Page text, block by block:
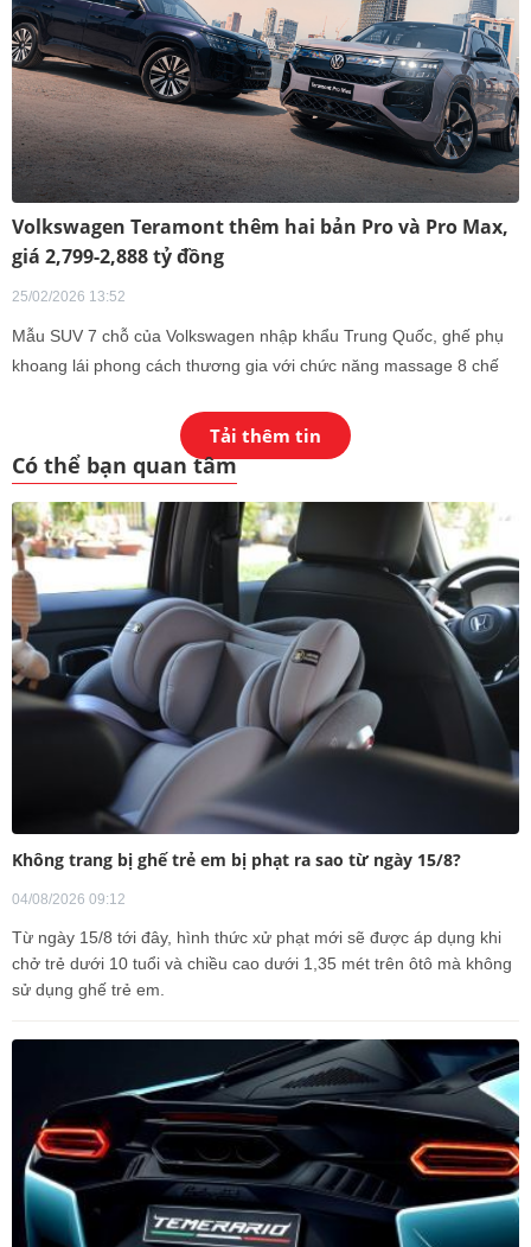
Volkswagen Teramont thêm hai bản Pro và Pro Max,
giá 2,799-2,888 tỷ đồng
25/02/2026 13:52
Mẫu SUV 7 chỗ của Volkswagen nhập khẩu Trung Quốc, ghế phụ
khoang lái phong cách thương gia với chức năng massage 8 chế
Tải thêm tin
Có thể bạn quan tâm
Không trang bị ghế trẻ em bị phạt ra sao từ ngày 15/8?
04/08/2026 09:12
Từ ngày 15/8 tới đây, hình thức xử phạt mới sẽ được áp dụng khi
chở trẻ dưới 10 tuổi và chiều cao dưới 1,35 mét trên ôtô mà không
sử dụng ghế trẻ em.